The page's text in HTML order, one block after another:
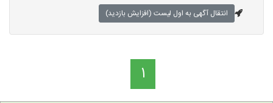
انتقال آگهی به اول لیست (افزایش بازدید)
1